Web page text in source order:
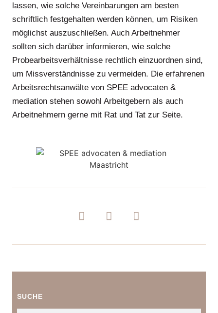
lassen, wie solche Vereinbarungen am besten
schriftlich festgehalten werden können, um Risiken
möglichst auszuschließen. Auch Arbeitnehmer
sollten sich darüber informieren, wie solche
Probearbeitsverhältnisse rechtlich einzuordnen sind,
um Missverständnisse zu vermeiden. Die erfahrenen
Arbeitsrechtsanwälte von SPEE advocaten &
mediation stehen sowohl Arbeitgebern als auch
Arbeitnehmern gerne mit Rat und Tat zur Seite.
SUCHE